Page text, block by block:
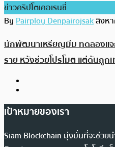
ข่าวคริปโตเคอเรนซี่
ByPairploy Denpairojsakสิงห
นักพัฒนาเหรียญมีม ทดลองแ
ราย หวังช่วยโปรโมต แต่ดันถูก
เป้าหมายของเรา
Siam Blockchain มุ่งมั่นที่จะช่วย